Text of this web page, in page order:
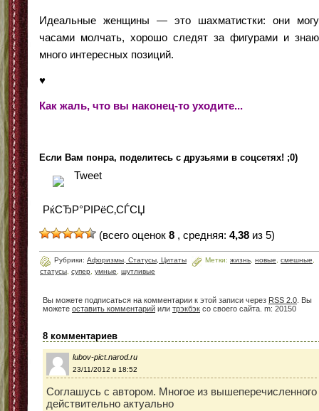
Идеальные женщины — это шахматистки: они
часами молчать, хорошо следят за фигурами и
много интересных позиций.
♥
Как жаль, что вы наконец-то уходите...
Если Вам понра, поделитесь с друзьями в соцсетях! ;0)
Tweet
РќСЂР°РІРёС‚СЃСЏ
(всего оценок 8 , средняя: 4,38 из 5)
Рубрики: Афоризмы, Статусы, Цитаты Метки: жизнь новые смешные
статусы супер умные шутливые
Вы можете подписаться на комментарии к этой записи через RSS 2.0 . Вы
можете оставить комментарий или трэкбэк со своего сайта. m: 20150
8 комментариев
lubov-pict.narod.ru
23/11/2012 в 18:52
Соглашусь с автором. Многое из вышеперечисленного
действительно актуально